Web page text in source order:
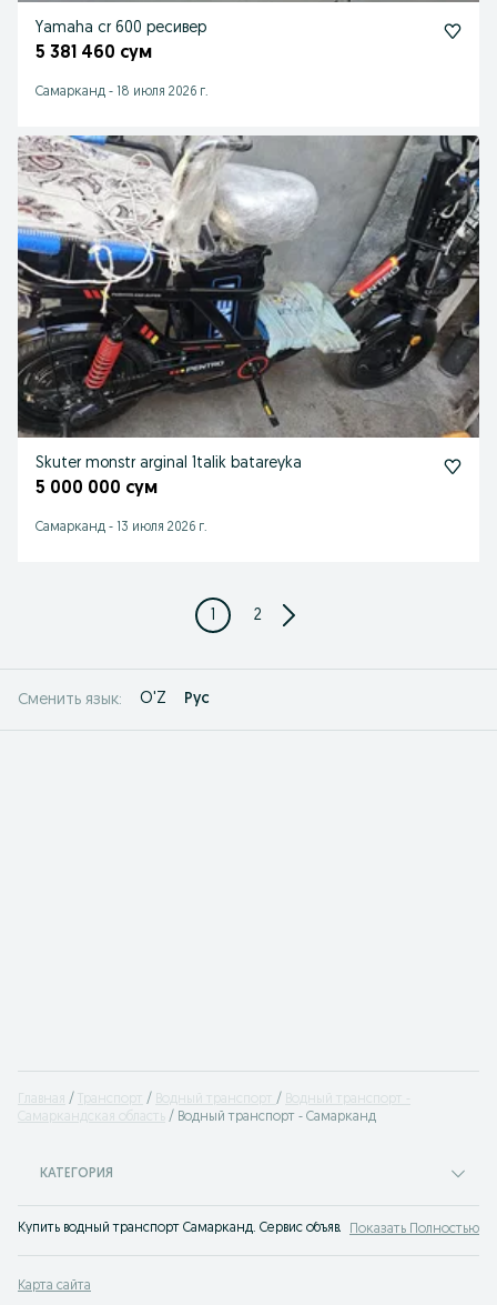
Yamaha cr 600 ресивер
5 381 460 сум
Самарканд - 18 июля 2026 г.
Skuter monstr arginal 1talik batareyka
5 000 000 сум
Самарканд - 13 июля 2026 г.
1 2
Сменить язык: O'Z Рус
Главная Транспорт Водный транспорт
Водный транспорт -
Самаркандская область
Водный транспорт - Самарканд
КАТЕГОРИЯ
Купить водный транспорт Самарканд. Сервис объявлений OLX.uz
Показать Полностью
Карта сайта